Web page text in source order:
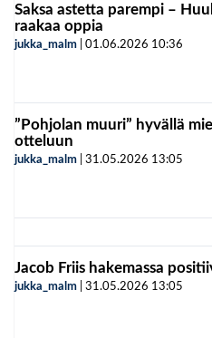
Saksa astetta parempi –
raakaa oppia
jukka_malm 01.06.2026 10:36
”Pohjolan muuri” hyvällä
otteluun
jukka_malm 31.05.2026 13:05
Jacob Friis hakemassa
jukka_malm 31.05.2026 13:05